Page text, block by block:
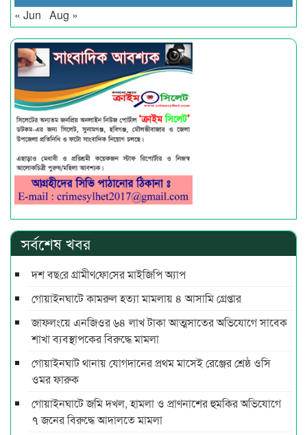
« Jun Aug »
সর্বশেষ খবর
দশ বছ‌রে গ্রামীণ‌ফো‌সের মাইজিপি অ্যাপ
গোয়াইনঘাটে কামরুল হত্যা মামলায় ৪ আসামি গ্রেপ্তার
জাফলংয়ে এনজিওর ৬৪ লাখ টাকা আত্মসাতের অভিযোগে সাবেক
শাখা ব্যবস্থাপকের বিরুদ্ধে মামলা
গোয়াইনঘাট থানায় যোগদানের প্রথম মাসেই রেঞ্জের শ্রেষ্ঠ ওসি
ওমর ফারুক
গোয়াইনঘাটে জমি দখল, হামলা ও প্রাণনাশের হুমকির অভিযোগে
৭ জনের বিরুদ্ধে আদালতে মামলা